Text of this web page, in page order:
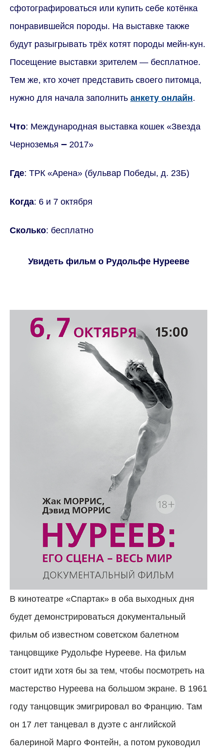
сфотографироваться или купить себе котёнка
понравившейся породы. На выставке также
будут разыгрывать трёх котят породы мейн-кун.
Посещение выставки зрителем — бесплатное.
Тем же, кто хочет представить своего питомца,
нужно для начала заполнить анкету онлайн.
Что: Международная выставка кошек «Звезда
Черноземья – 2017»
Где: ТРК «Арена» (бульвар Победы, д. 23Б)
Когда: 6 и 7 октября
Сколько: бесплатно
Увидеть фильм о Рудольфе Нурееве
В кинотеатре «Спартак» в оба выходных дня
будет демонстрироваться документальный
фильм об известном советском балетном
танцовщике Рудольфе Нурееве. На фильм
стоит идти хотя бы за тем, чтобы посмотреть на
мастерство Нуреева на большом экране. В 1961
году танцовщик эмигрировал во Францию. Там
он 17 лет танцевал в дуэте с английской
балериной Марго Фонтейн, а потом руководил